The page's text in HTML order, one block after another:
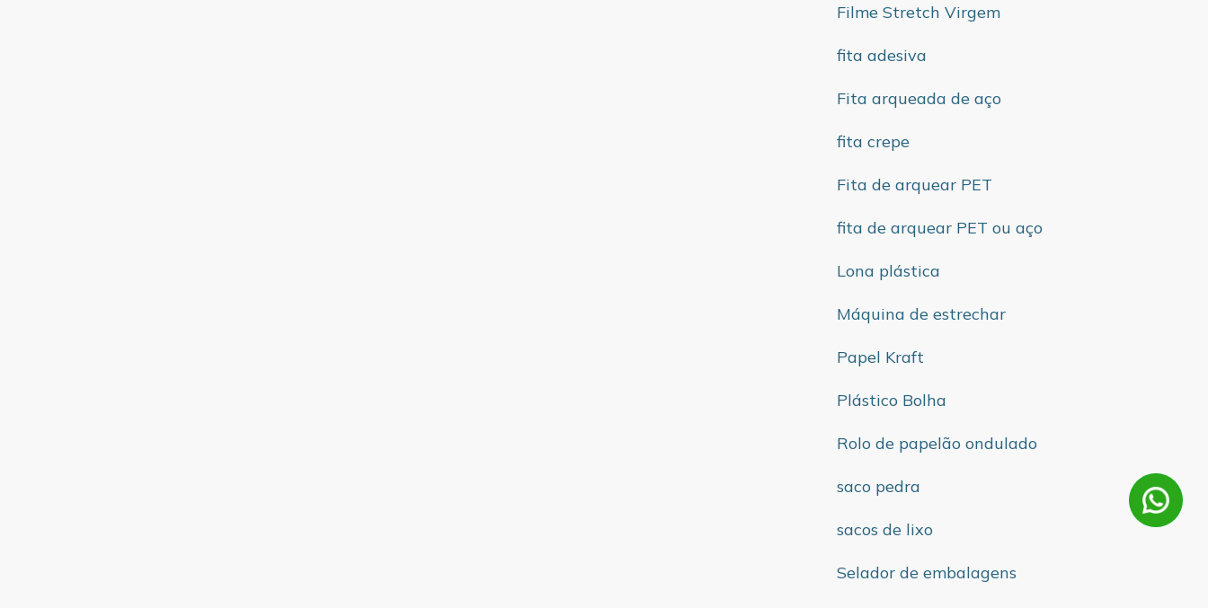
Filme Stretch Virgem
fita adesiva
Fita arqueada de aço
fita crepe
Fita de arquear PET
fita de arquear PET ou aço
Lona plástica
Máquina de estrechar
Papel Kraft
Plástico Bolha
Rolo de papelão ondulado
saco pedra
sacos de lixo
Selador de embalagens